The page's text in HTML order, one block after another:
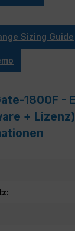
Sizing Guide
1800F -
+ Lizenz)